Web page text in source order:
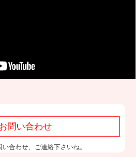
問い合わせ
合わせ、ご連絡下さいね。